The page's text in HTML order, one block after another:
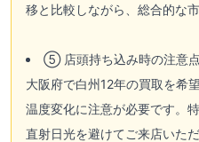
移と比較しながら、総合的な
⑤ 店頭持ち込み時の注意点
大阪府で白州12年の買取を希
温度変化に注意が必要です。
直射日光を避けてご来店いた